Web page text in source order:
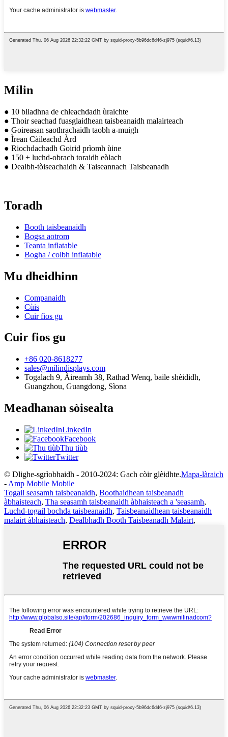
Milin
● 10 bliadhna de chleachdadh ùraichte
● Thoir seachad fuasglaidhean taisbeanaidh malairteach
● Goireasan saothrachaidh taobh a-muigh
● Ìrean Càileachd Àrd
● Riochdachadh Goirid prìomh ùine
● 150 + luchd-obrach toraidh eòlach
● Dealbh-tòiseachaidh & Taiseannach Taisbeanadh
Toradh
Booth taisbeanaidh
Bogsa aotrom
Teanta inflatable
Bogha / colbh inflatable
Mu dheidhinn
Companaidh
Cùis
Cuir fios gu
Cuir fios gu
+86 020-8618277
sales@milindisplays.com
Togalach 9, Àireamh 38, Rathad Wenq, baile shèididh,
Guangzhou, Guangdong, Sìona
Meadhanan sòisealta
LinkedIn
Facebook
Thu tiùb
Twitter
© Dlighe-sgrìobhaidh - 2010-2024: Gach còir glèidhte.Mapa-làraich
- Amp Mobile Mobile
Togail seasamh taisbeanaidh, Boothaidhean taisbeanadh
àbhaisteach, Tha seasamh taisbeanaidh àbhaisteach a 'seasamh,
Luchd-togail bochda taisbeanaidh, Taisbeanaidhean taisbeanaidh
malairt àbhaisteach, Dealbhadh Booth Taisbeanadh Malairt,